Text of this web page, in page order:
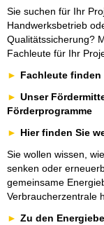
Sie suchen für Ihr
Handwerksbetrieb
Qualitätssicherung?
Fachleute für Ihr
Fachleute finden
Unser
Förderprogramme
Hier finden Sie
Sie wollen wissen,
senken oder
gemeinsame
Verbraucherzentrale
Zu den